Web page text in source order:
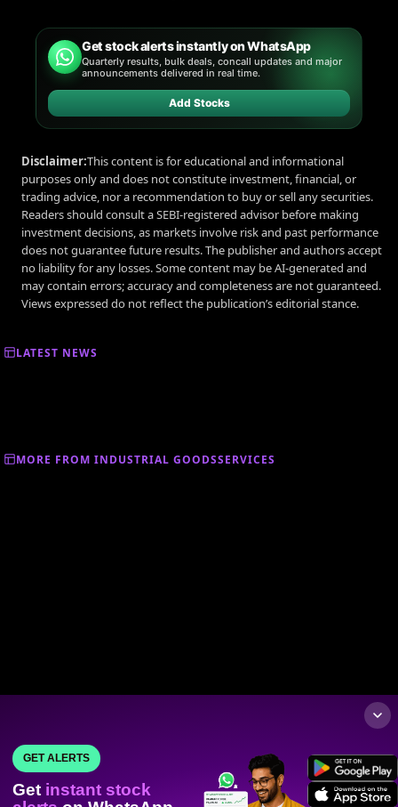
Get stock alerts instantly on WhatsApp
Quarterly results, bulk deals, concall updates and major
announcements delivered in real time.
Add Stocks
Disclaimer:This content is for educational and informational
purposes only and does not constitute investment, financial, or
trading advice, nor a recommendation to buy or sell any securities.
Readers should consult a SEBI-registered advisor before making
investment decisions, as markets involve risk and past performance
does not guarantee future results. The publisher and authors accept
no liability for any losses. Some content may be AI-generated and
may contain errors; accuracy and completeness are not guaranteed.
Views expressed do not reflect the publication’s editorial stance.
LATEST NEWS
MORE FROM INDUSTRIAL GOODSSERVICES
GET ALERTS
Get instant stock